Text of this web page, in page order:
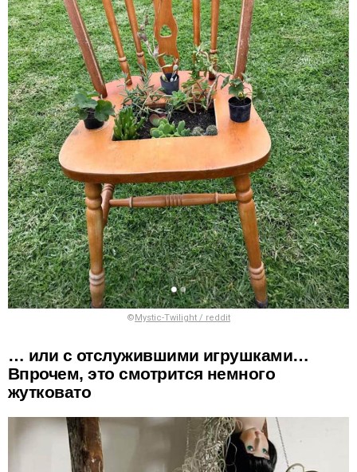
©Mystic-Twilight / reddit
… или с отслужившими игрушками…
Впрочем, это смотрится немного
жутковато